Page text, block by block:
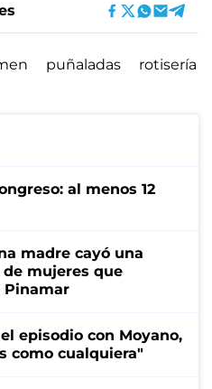
puñaladas rotisería
al menos 12
madre cayó una
mujeres que
Pinamar
episodio con Moyano,
como cualquiera"